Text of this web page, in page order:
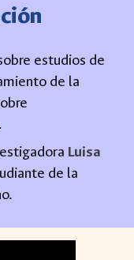
estudios de
de la
.
Luisa
de la